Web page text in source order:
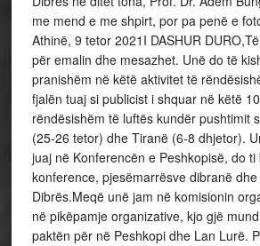
me mend e me shpirt, por pa penë e
Athinë, 9 tetor 2021I DASHUR
për emalin dhe mesazhet. Unë do të
pranishëm në këtë aktivitet të
fjalën tuaj si publicist i shquar në këtë
rëndësishëm të luftës kundër pushtimit
(25-26 tetor) dhe Tiranë (6-8 dhjetor).
juaj në Konferencën e Peshkopisë, do
konference, pjesëmarrësve dibranë
Dibrës.Meqë unë jam në komisionin
në pikëpamje organizative, kjo gjë
paktën për në Peshkopi dhe Lan Lurë.